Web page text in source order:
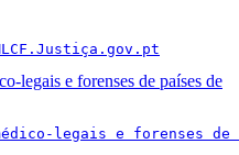
legais e forenses de países de
legais e forenses